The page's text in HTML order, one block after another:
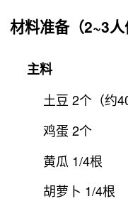
材料准备（2~3人
主料
土豆 2个（约
鸡蛋 2个
黄瓜 1/4根
胡萝卜 1/4根